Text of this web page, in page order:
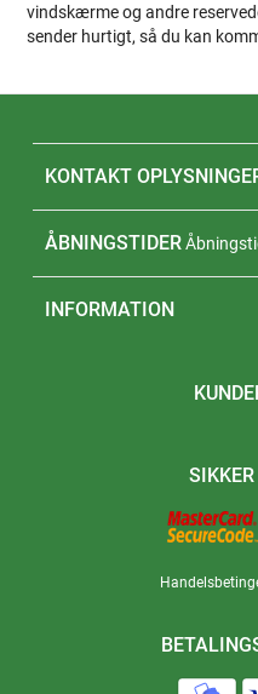
vindskærme og andre
sender hurtigt, så du kan
KONTAKT
ÅBNINGSTIDER
INFORMATION